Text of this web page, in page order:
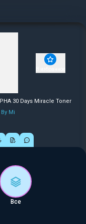
30 Days Miracle Toner
Mi
Все